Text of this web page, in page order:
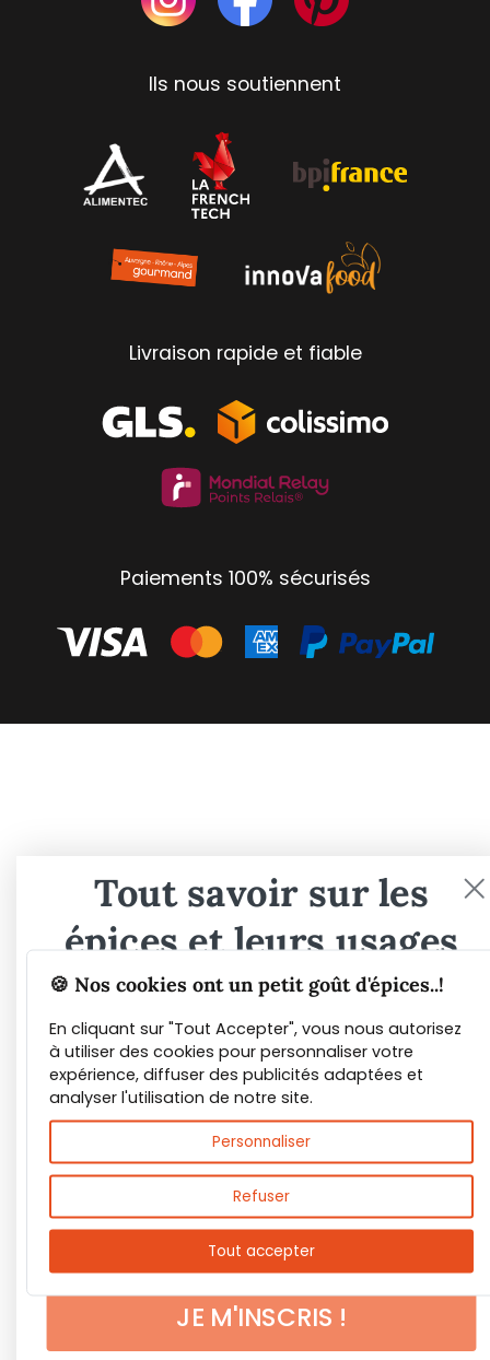
Ils nous soutiennent
Livraison rapide et fiable
Paiements 100% sécurisés
🍪 Nos cookies ont un petit goût d'épices..!
En cliquant sur "Tout Accepter", vous nous autorisez
à utiliser des cookies pour personnaliser votre
expérience, diffuser des publicités adaptées et
analyser l'utilisation de notre site.
Personnaliser
Refuser
Tout accepter
Tout savoir sur les
épices et leurs usages
Guide PDF offert !
Inscrivez vous à notre Newsletter et
téléchargez gratuitement le guide des
épices de Max Daumin,un guide numérique
pour vous familiariser avec les épices et
leurs usages!
JE M'INSCRIS !